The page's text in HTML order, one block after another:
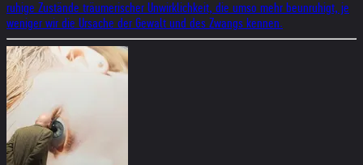
ruhige Zustände träumerischer Unwirklichkeit, die umso mehr beunruhigt, je
weniger wir die Ursache der Gewalt und des Zwangs kennen.